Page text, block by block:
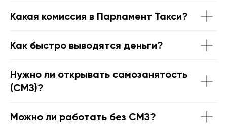
Какая комиссия в Парламент Такси?
Как быстро выводятся деньги?
Нужно ли открывать самозанятость
(СМЗ)?
Можно ли работать без СМЗ?